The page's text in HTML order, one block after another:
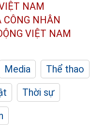
NAM
CÔNG NHÂN
VIỆT NAM
Media
Thể thao
Thời sự